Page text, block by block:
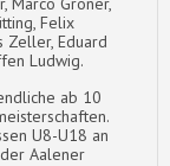
Felix
Zeller, Eduard
Ludwig.
ab 10
U8-U18 an
Aalener